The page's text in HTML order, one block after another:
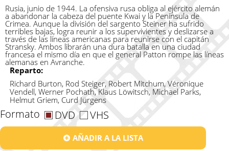
Rusia, junio de 1944. La ofensiva rusa obliga al ejército alemán
a abandonar la cabeza del puente Kwai y la Península de
Crimea. Aunque la división del sargento Steiner ha sufrido
terribles bajas, logra reunir a los supervivientes y deslizarse a
través de las líneas americanas para reunirse con el capitán
Stransky. Ambos librarán una dura batalla en una ciudad
francesa el mismo día en que el general Patton rompe las líneas
alemanas en Avranche.
Reparto:
Richard Burton, Rod Steiger, Robert Mitchum, Véronique
Vendell, Werner Pochath, Klaus Löwitsch, Michael Parks,
Helmut Griem, Curd Jürgens
Formato DVD VHS
AÑADIR A LA LISTA